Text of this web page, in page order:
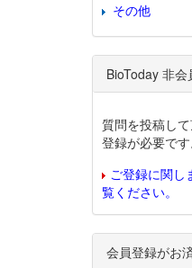
その他
BioToday 非
質問を投稿し
登録が必要です
ご登録に関し
覧ください。
会員登録がお